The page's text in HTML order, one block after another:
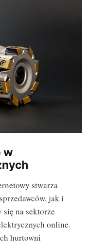
w
stwarza
jak i
na sektorze
online.
hurtowni